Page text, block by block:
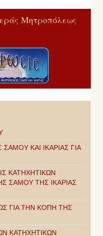
Μητροπόλεως
ΚΑΙ ΙΚΑΡΙΑΣ ΓΙΑ
ΚΑΤΗΧΗΤΙΚΩΝ
ΣΑΜΟΥ ΤΗΣ ΙΚΑΡΙΑΣ
ΓΙΑ ΤΗΝ ΚΟΠΗ ΤΗΣ
ΚΑΤΗΧΗΤΙΚΩΝ